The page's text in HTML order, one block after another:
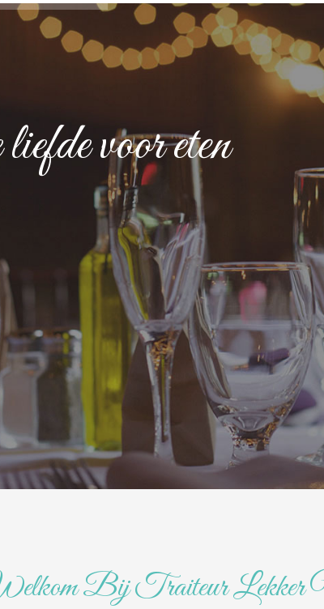
voor eten
Bij Traiteur Lekker